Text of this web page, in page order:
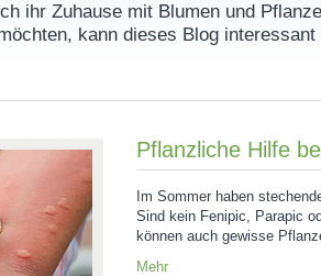
ihr Zuhause mit Blumen und
kann dieses Blog interessant
Pflanzliche Hilfe
Im Sommer haben
Sind kein Fenipic, Parapic
können auch gewisse
Mehr